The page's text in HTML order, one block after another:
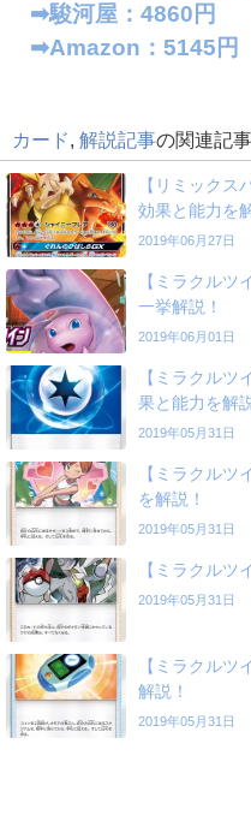
➡︎駿河屋：4860円
➡︎Amazon：5145円
カード 解説記事の関連記事
【リミックス
効果と能力を
2019年06月27日
【ミラクルツ
一挙解説！
2019年06月01日
【ミラクルツ
果と能力を解
2019年05月31日
【ミラクルツ
を解説！
2019年05月31日
【ミラクルツ
2019年05月31日
【ミラクルツ
解説！
2019年05月31日